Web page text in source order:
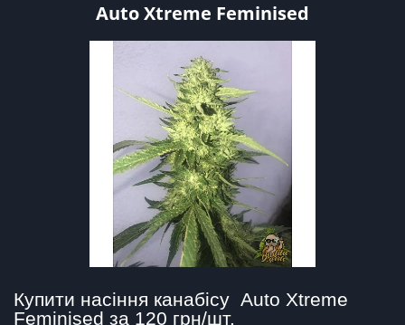
Auto Xtreme Feminised
Купити насіння канабісу  Auto Xtreme
Feminised за 120 грн/шт.